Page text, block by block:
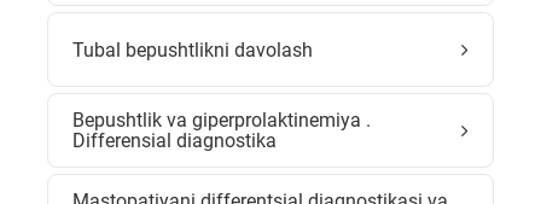
Tubal bepushtlikni davolash
Bepushtlik va giperprolaktinemiya .
Differensial diagnostika